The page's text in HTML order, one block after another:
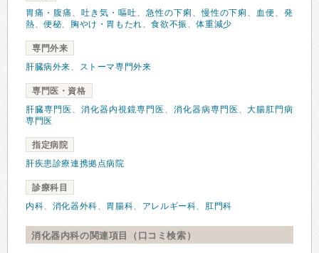
胃痛・腹痛 、 吐き気・嘔吐、 急性の下痢 、慢性の下痢 、 血便、発
熱、便秘、 胸やけ・胃もたれ、食欲不振 、体重減少
専門外来
肝臓病外来、 ストーマ専門外来
専門医・資格
肝臓専門医 、 消化器内視鏡専門医 、 消化器病専門医 、大腸肛門病
専門医
指定病院
肝疾患診療連携拠点病院
診療科目
内科、 消化器外科、 胃腸科、 アレルギー科、 肛門科
消化器内科の関連項目（口コミ検索）